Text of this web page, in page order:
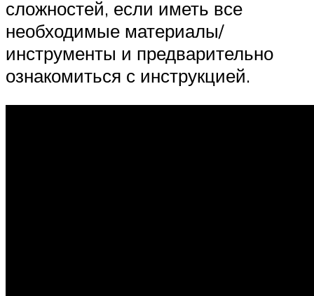
сложностей, если иметь все
необходимые материалы/
инструменты и предварительно
ознакомиться с инструкцией.